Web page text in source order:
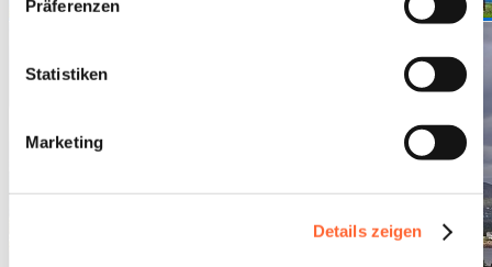
Präferenzen
Statistiken
Marketing
Details zeigen